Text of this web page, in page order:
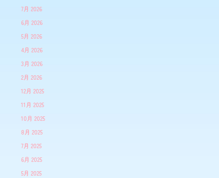
7月 2026
6月 2026
5月 2026
4月 2026
3月 2026
2月 2026
12月 2025
11月 2025
10月 2025
8月 2025
7月 2025
6月 2025
5月 2025